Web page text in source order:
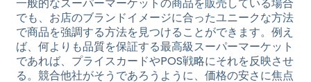
でも、お店のブランドイメージに合ったユニークな方法
で商品を強調する方法を見つけることができます。例え
ば、何よりも品質を保証する最高級スーパーマーケット
であれば、プライスカードやPOS戦略にそれを反映させ
る。競合他社がそうであろうように、価格の安さに焦点